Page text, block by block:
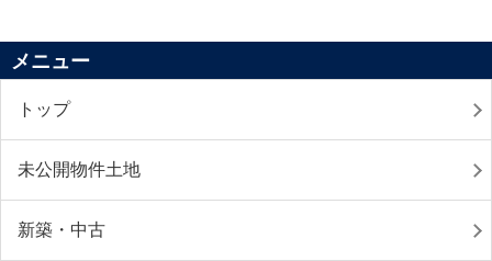
メニュー
トップ
未公開物件土地
新築・中古